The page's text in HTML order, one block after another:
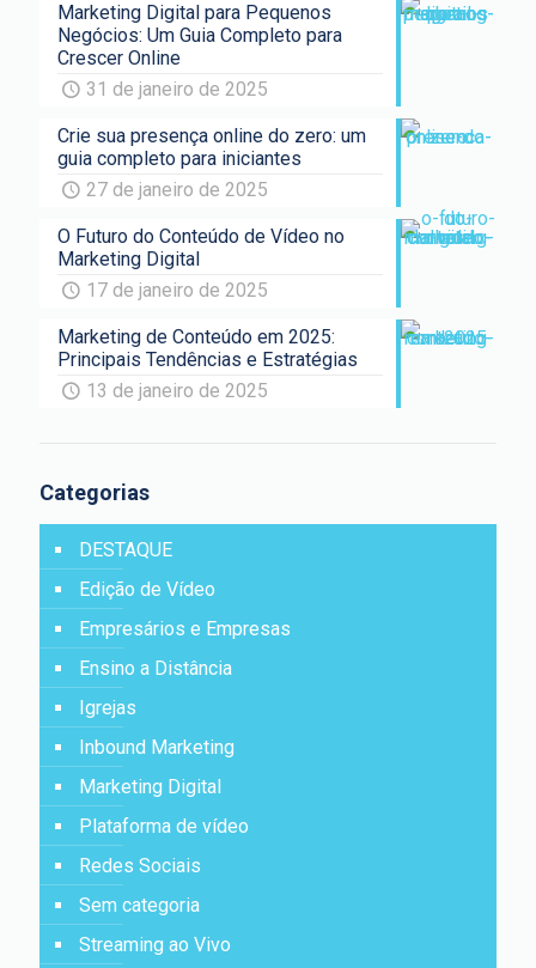
Marketing Digital para Pequenos
Negócios: Um Guia Completo para
Crescer Online
31 de janeiro de 2025
Crie sua presença online do zero: um
guia completo para iniciantes
27 de janeiro de 2025
O Futuro do Conteúdo de Vídeo no
Marketing Digital
17 de janeiro de 2025
Marketing de Conteúdo em 2025:
Principais Tendências e Estratégias
13 de janeiro de 2025
Categorias
DESTAQUE
Edição de Vídeo
Empresários e Empresas
Ensino a Distância
Igrejas
Inbound Marketing
Marketing Digital
Plataforma de vídeo
Redes Sociais
Sem categoria
Streaming ao Vivo